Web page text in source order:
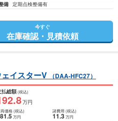
備 定期点検整備有
今すぐ
在庫確認・見積依頼
イスターV （DAA-HFC27）
払総額(税込)
.8万円
価格(税込)
.5万円
諸費用 (税込)
11.3 万円